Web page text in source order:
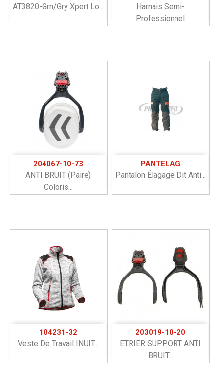
AT3820-Grn/Gry Xpert Lo...
Harnais Semi-
Professionnel
204067-10-73
ANTI BRUIT (paire)
Coloris...
PANTELAG
Pantalon Élagage Dit Anti...
104231-32
Veste De Travail INUIT...
203019-10-20
ETRIER SUPPORT ANTI
BRUIT...